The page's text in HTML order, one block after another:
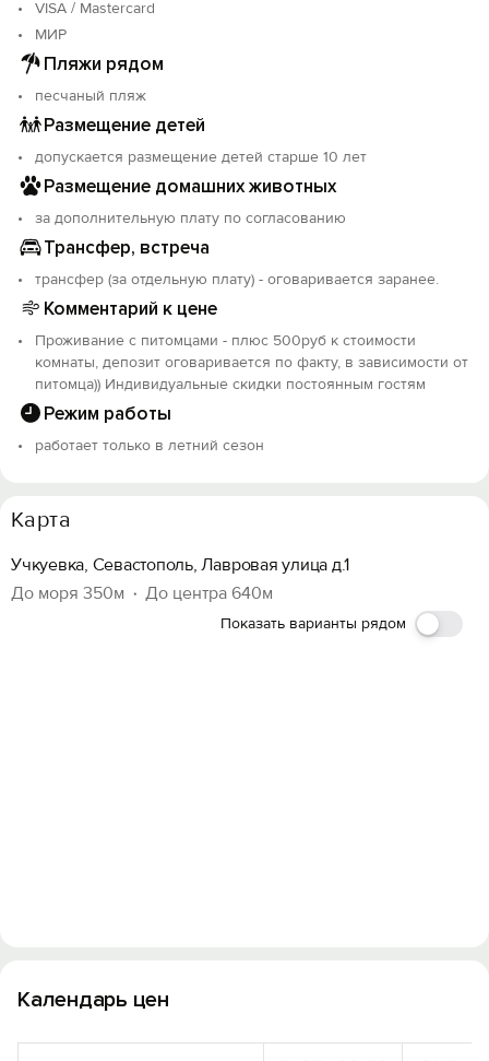
VISA / Mastercard
МИР
Пляжи рядом
песчаный пляж
Размещение детей
допускается размещение детей старше 10 лет
Размещение домашних животных
за дополнительную плату по согласованию
Трансфер, встреча
трансфер (за отдельную плату) - оговаривается заранее.
Комментарий к цене
Проживание с питомцами - плюс 500руб к стоимости
комнаты, депозит оговаривается по факту, в зависимости от
питомца)) Индивидуальные скидки постоянным гостям
Режим работы
работает только в летний сезон
Карта
Учкуевка, Севастополь, Лавровая улица д.1
До моря 350м
До центра 640м
Показать варианты рядом
Календарь цен